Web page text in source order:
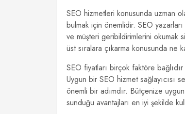
SEO hizmetleri konusunda uzman
bulmak için önemlidir. SEO
ve müşteri geribildirimlerini okumak
üst sıralara çıkarma konusunda ne
SEO fiyatları birçok faktöre
Uygun bir SEO hizmet sağlayıcısı
önemli bir adımdır. Bütçenize
sunduğu avantajları en iyi şekilde